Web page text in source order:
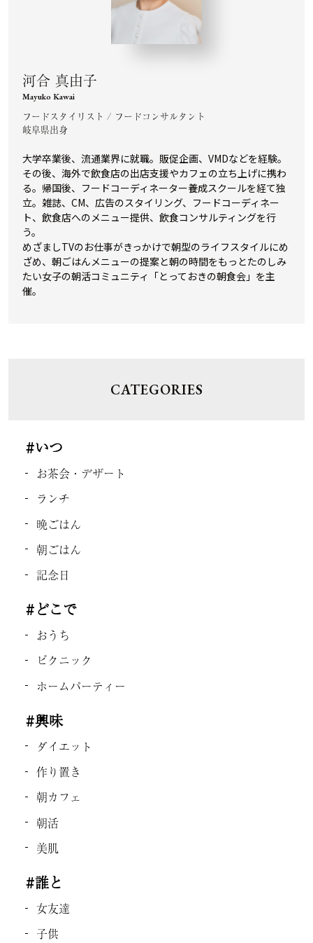
河合 真由子
Mayuko Kawai
フードスタイリスト / フードコンサルタント
岐阜県出身
大学卒業後、流通業界に就職。販促企画、VMDなどを経験。
その後、海外で飲食店の出店支援やカフェの立ち上げに携わ
る。帰国後、フードコーディネーター養成スクールを経て独
立。雑誌、CM、広告のスタイリング、フードコーディネー
ト、飲食店へのメニュー提供、飲食コンサルティングを行
う。
めざましTVのお仕事がきっかけで朝型のライフスタイルにめ
ざめ、朝ごはんメニューの提案と朝の時間をもっとたのしみ
たい女子の朝活コミュニティ「とっておきの朝食会」を主
催。
CATEGORIES
#いつ
お茶会・デザート
ランチ
晩ごはん
朝ごはん
記念日
#どこで
おうち
ピクニック
ホームパーティー
#興味
ダイエット
作り置き
朝カフェ
朝活
美肌
#誰と
女友達
子供